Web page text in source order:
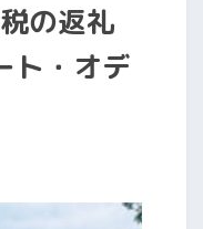
の返礼
ト・オデ